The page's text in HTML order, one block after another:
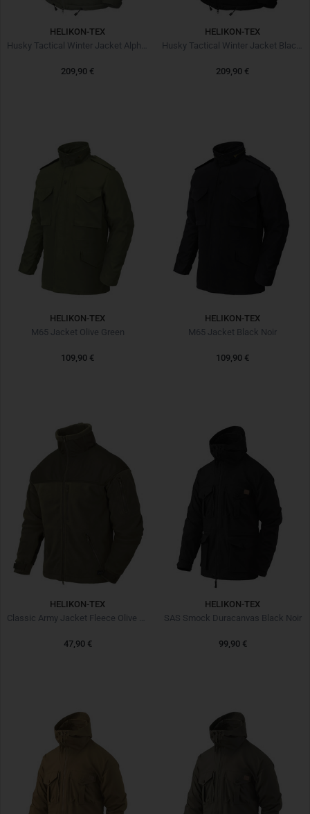
HELIKON-TEX
Husky Tactical Winter Jacket Alpha Green
209,90 €
HELIKON-TEX
Husky Tactical Winter Jacket Black Noir
209,90 €
HELIKON-TEX
M65 Jacket Olive Green
109,90 €
HELIKON-TEX
M65 Jacket Black Noir
109,90 €
HELIKON-TEX
47,90 €
HELIKON-TEX
SAS Smock Duracanvas Black Noir
99,90 €